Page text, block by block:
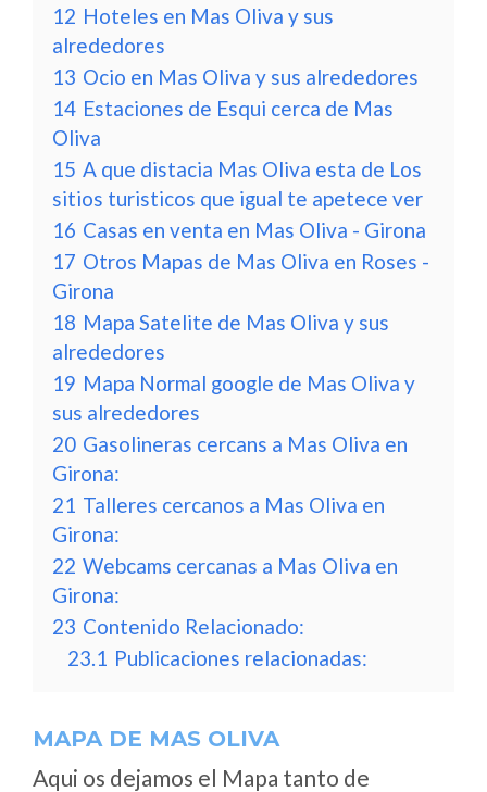
12 Hoteles en Mas Oliva y sus
alrededores
13 Ocio en Mas Oliva y sus alrededores
14 Estaciones de Esqui cerca de Mas
Oliva
15 A que distacia Mas Oliva esta de Los
sitios turisticos que igual te apetece ver
16 Casas en venta en Mas Oliva - Girona
17 Otros Mapas de Mas Oliva en Roses -
Girona
18 Mapa Satelite de Mas Oliva y sus
alrededores
19 Mapa Normal google de Mas Oliva y
sus alrededores
20 Gasolineras cercans a Mas Oliva en
Girona:
21 Talleres cercanos a Mas Oliva en
Girona:
22 Webcams cercanas a Mas Oliva en
Girona:
23 Contenido Relacionado:
23.1 Publicaciones relacionadas:
MAPA DE MAS OLIVA
Aqui os dejamos el Mapa tanto de